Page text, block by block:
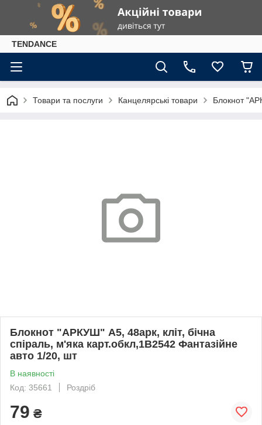
TENDANCE
Товари та послуги Канцелярські товари Блокнот
Блокнот "АРКУШ" А5, 48арк, кліт, бічна
спіраль, м'яка карт.обкл,1В2542 Фантазійне
авто 1/20, шт
В наявності
Код: 35661
Роздріб
79 ₴